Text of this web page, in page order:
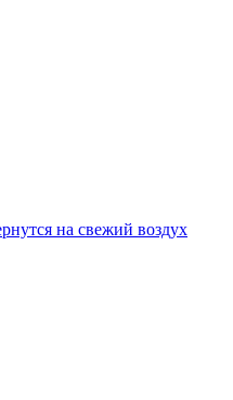
на свежий воздух